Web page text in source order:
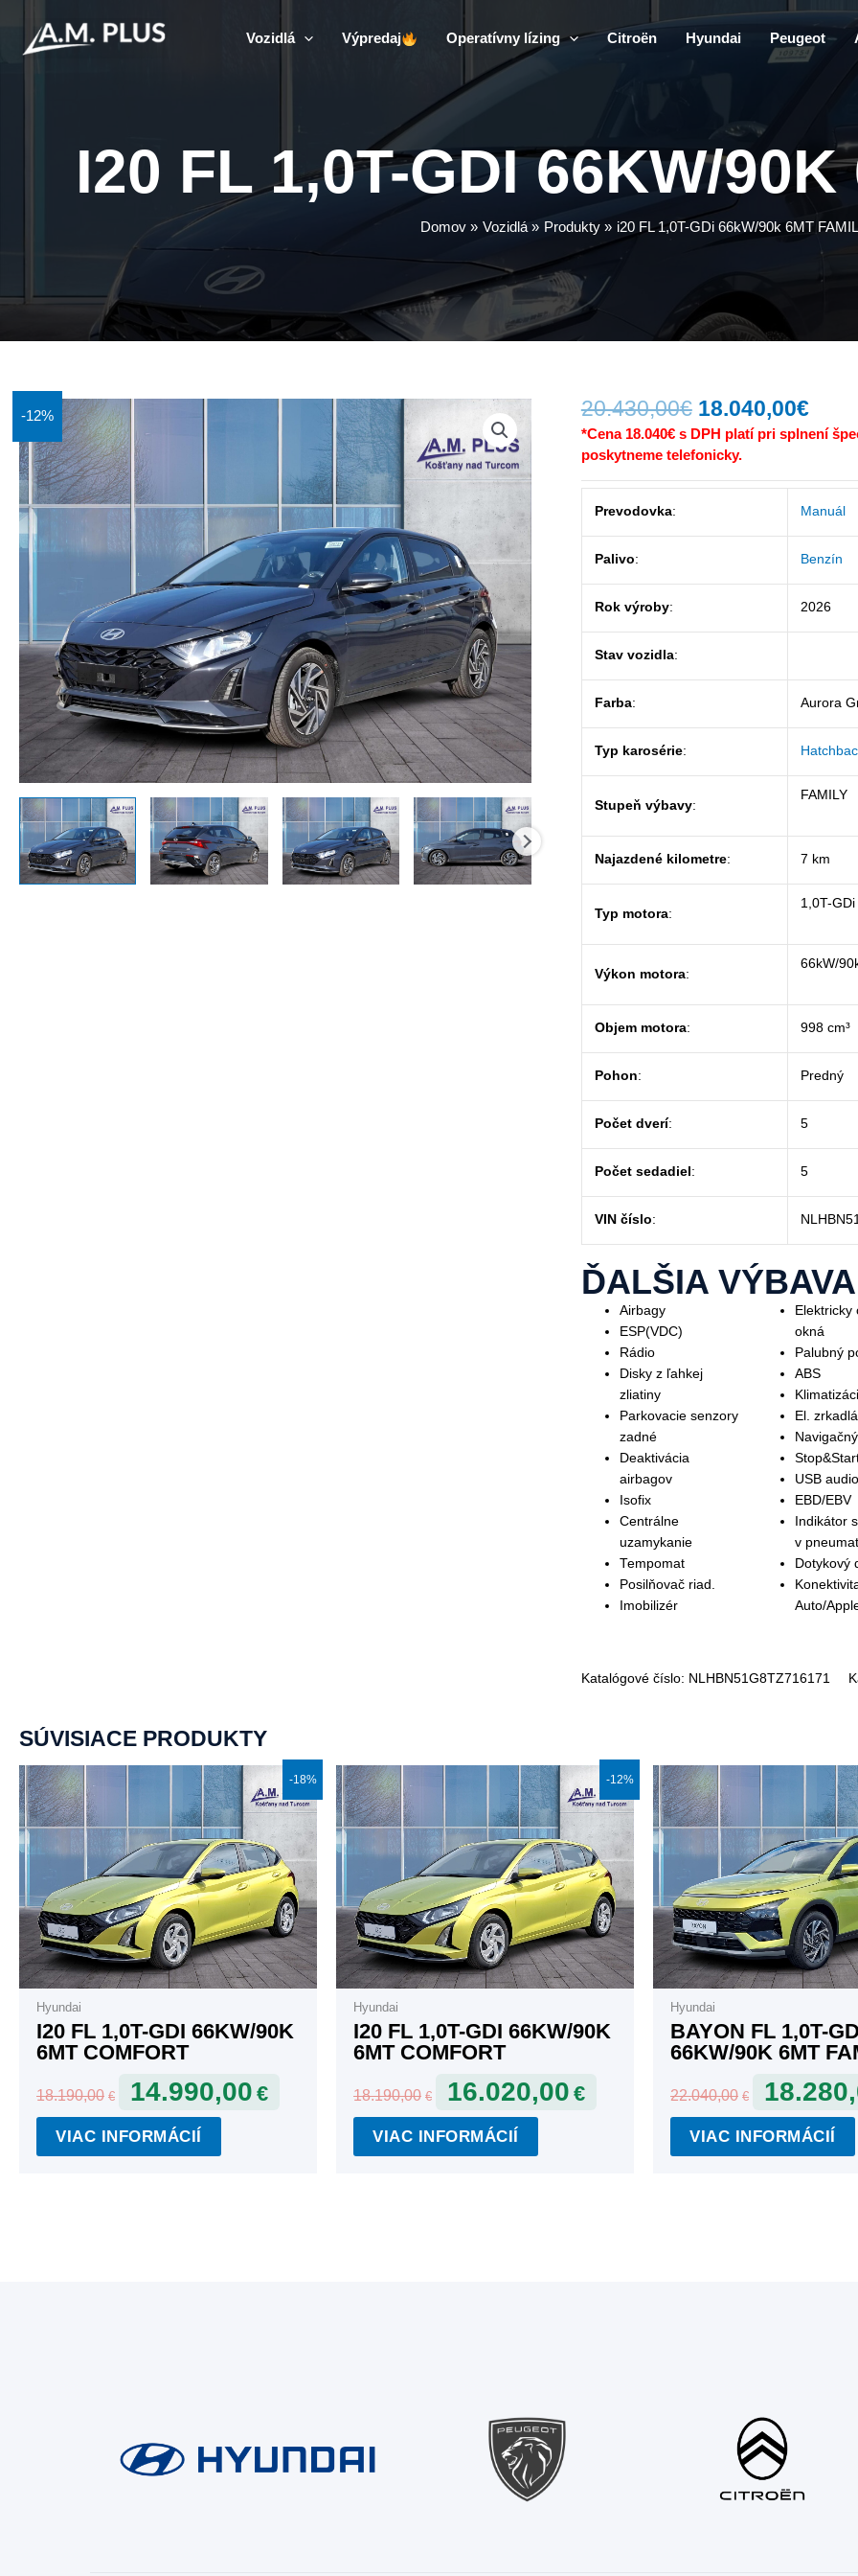
obsah
Vozidlá Výpredaj Operatívny lízing Citroën Hyundai Peugeot
I20 FL 1,0T-GDI 66KW/90K
Domov Vozidlá Produkty i20 FL 1,0T-GDi 66kW/90k 6MT
-12% 20.430,00€ Pôvodná
cena
bola:
20.430,00€.
18.040,00€
cena
*Cena 18.040€ s DPH platí pri splnení
poskytneme telefonicky.
Prevodovka: Manuál
Palivo: Benzín
Rok výroby: 2026
Stav vozidla:
Farba: Aurora
Typ karosérie:
Stupeň výbavy:
FAMILY
Najazdené kilometre: 7 km
Typ motora:
1,0T-GDi
Výkon motora:
66kW/
Objem motora: 998 cm³
Pohon: Predný
Počet dverí: 5
Počet sedadiel : 5
VIN číslo:
ĎALŠIA VÝBAVA
Airbagy
ESP(VDC)
Rádio
Disky z ľahkej
zliatiny
Parkovacie senzory
zadné
Deaktivácia
airbagov
Isofix
Centrálne
uzamykanie
Tempomat
Posilňovač riad.
Imobilizér
Elektricky
okná
Palubný
ABS
El. zrkadlá
USB
EBD/EBV
Indikátor
v
Dotykový
Auto/
Katalógové číslo: NLHBN51G8TZ716171
SÚVISIACE PRODUKTY
-18%
Hyundai
I20 FL 1,0T-GDI 66KW/90K
6MT COMFORT
18.190,00 €
Pôvodná
18.190,00€.
14.990,00 €
Aktuálna
je:
14.990,00€.
VIAC INFORMÁCIÍ
-12%
Hyundai
I20 FL 1,0T-GDI 66KW/90K
6MT COMFORT
18.190,00 €
Pôvodná
18.190,00€.
16.020,00 €
Aktuálna
je:
16.020,00€.
VIAC INFORMÁCIÍ
Hyundai
BAYON FL 1,0T-
66KW/90K 6MT
22.040,00 €
Pôvodná
22.040,00€.
VIAC INFORMÁCIÍ